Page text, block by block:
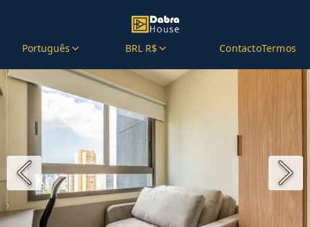
Português BRL R$ ContactoTermos